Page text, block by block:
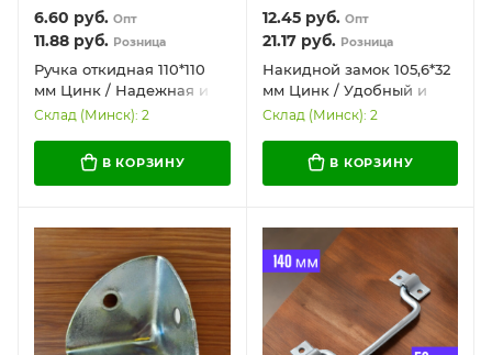
6.60 руб. Опт
11.88 руб. Розница
Ручка откидная 110*110
мм Цинк / Надежная и
качественная
Склад (Минск): 2
В КОРЗИНУ
12.45руб. Опт
21.17руб. Розница
Накидной замок 105,6*32
мм Цинк / Удобный и
надежный
Склад (Минск): 2
В КОРЗИНУ